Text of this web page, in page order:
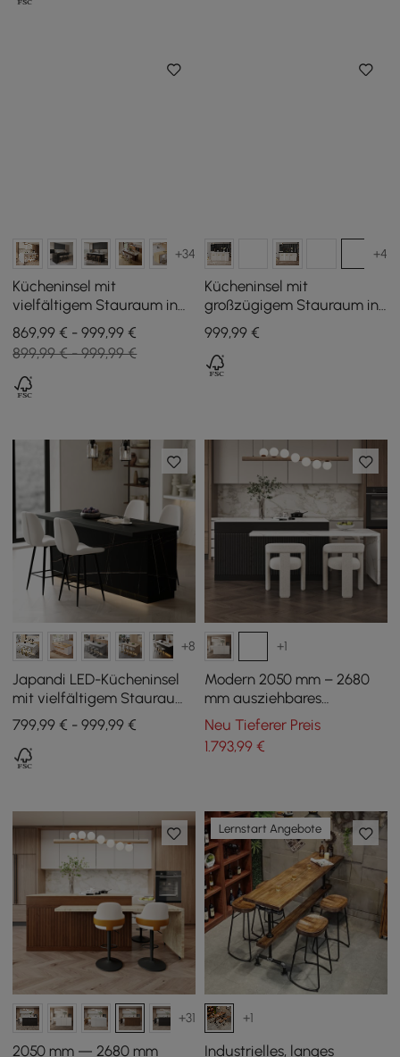
+34
Kücheninsel mit
vielfältigem Stauraum in
Betongrau und Natur, 183
cm
869,99 € - 999,99 €
899,99 € - 999,99 €
+4
Kücheninsel mit
großzügigem Stauraum in
Grau, 180 cm
999,99€
+8
Japandi LED-Kücheninsel
mit vielfältigem Stauraum
in Schwarz 183 cm
799,99 € - 999,99 €
+1
Modern 2050 mm – 2680
mm ausziehbares
Kücheninsel mit 4 weißen
Esszimmerstühlen
Neu Tieferer Preis
1.793,99€
+31
2050 mm — 2680 mm
Lernstart Angebote
+1
Industrielles, langes